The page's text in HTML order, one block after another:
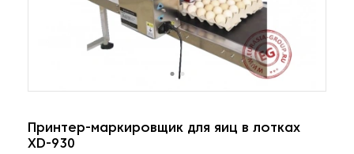
Принтер-маркировщик для яиц в лотках
XD-930